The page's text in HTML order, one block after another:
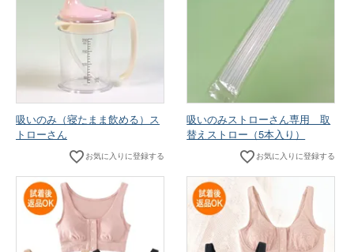
吸いのみ（寝たまま飲める）ス
トローさん
お気に入りに登録する
吸いのみストローさん専用 取
替えストロー（5本入り）
お気に入りに登録する